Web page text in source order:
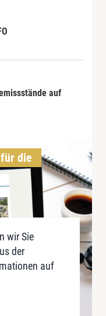
auf
die
wir Sie
der
auf